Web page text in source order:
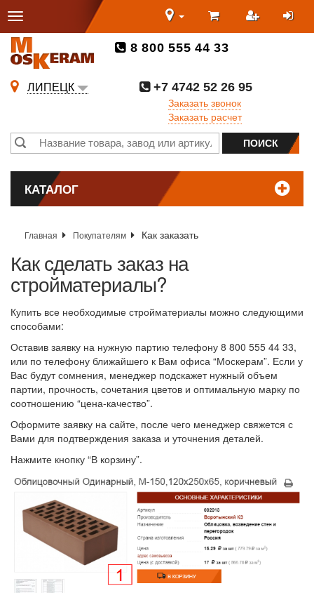
8 800 555 44 33
ЛИПЕЦК
+7 4742 52 26 95
Заказать звонок
Заказать расчет
КАТАЛОГ
Главная Покупателям Как заказать
Как сделать заказ на
стройматериалы?
Купить все необходимые стройматериалы можно следующими
способами:
Оставив заявку на нужную партию телефону 8 800 555 44 33,
или по телефону ближайшего к Вам офиса “Москерам”. Если у
Вас будут сомнения, менеджер подскажет нужный объем
партии, прочность, сочетания цветов и оптимальную марку по
соотношению “цена-качество”.
Оформите заявку на сайте, после чего менеджер свяжется с
Вами для подтверждения заказа и уточнения деталей.
Нажмите кнопку “В корзину”.